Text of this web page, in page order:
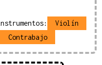
Violín
Contrabajo